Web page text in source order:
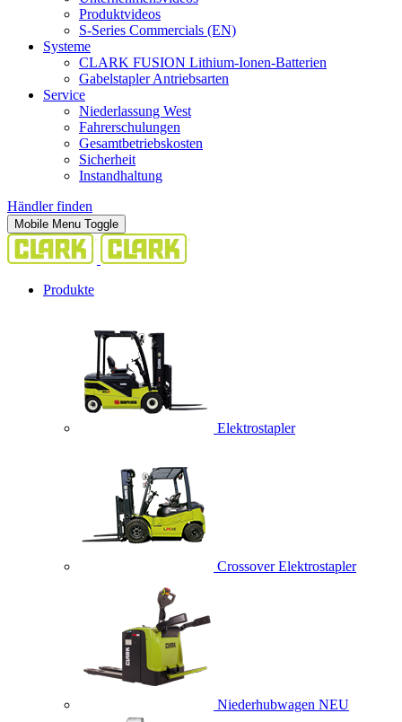
Produktvideos
S-Series Commercials (EN)
Systeme
CLARK FUSION Lithium-Ionen-Batterien
Gabelstapler Antriebsarten
Service
Niederlassung West
Fahrerschulungen
Gesamtbetriebskosten
Sicherheit
Instandhaltung
Händler finden
Mobile Menu Toggle
Produkte
Elektrostapler
Crossover Elektrostapler
Niederhubwagen NEU